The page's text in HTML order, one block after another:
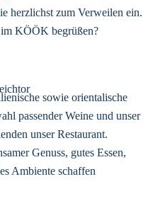
herzlichst zum Verweilen ein.
KÖÖK begrüßen?
sowie orientalische
passender Weine und unser
unser Restaurant.
Genuss, gutes Essen,
Ambiente schaffen